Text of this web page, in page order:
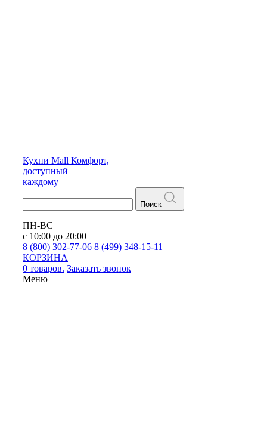
Кухни Mall Комфорт,
доступный
каждому
Поиск
ПН-ВС
с 10:00 до 20:00
8 (800) 302-77-06 8 (499) 348-15-11
КОРЗИНА
0 товаров. Заказать звонок
Меню